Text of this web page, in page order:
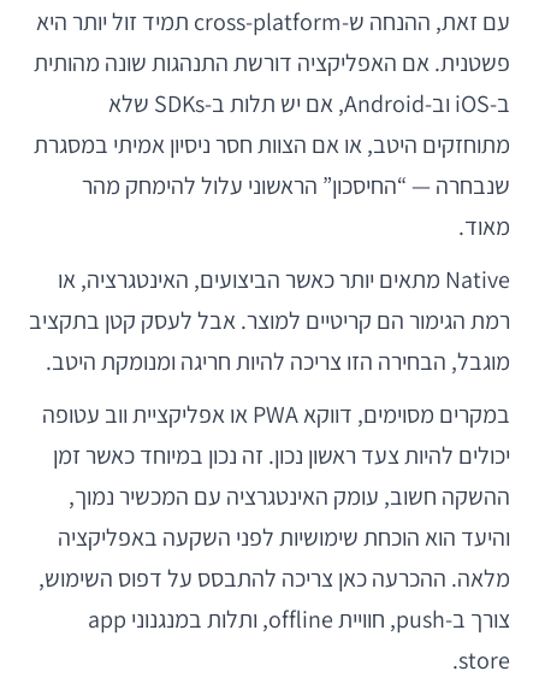
עם זאת, ההנחה ש-cross-platform תמיד זול יותר היא
פשטנית. אם האפליקציה דורשת התנהגות שונה מהותית
ב-iOS וב-Android, אם יש תלות ב-SDKs שלא
מתוחזקים היטב, או אם הצוות חסר ניסיון אמיתי במסגרת
שנבחרה — “החיסכון” הראשוני עלול להימחק מהר
מאוד.
Native מתאים יותר כאשר הביצועים, האינטגרציה, או
רמת הגימור הם קריטיים למוצר. אבל לעסק קטן בתקציב
מוגבל, הבחירה הזו צריכה להיות חריגה ומנומקת היטב.
במקרים מסוימים, דווקא PWA או אפליקציית ווב עטופה
יכולים להיות צעד ראשון נכון. זה נכון במיוחד כאשר זמן
ההשקה חשוב, עומק האינטגרציה עם המכשיר נמוך,
והיעד הוא הוכחת שימושיות לפני השקעה באפליקציה
מלאה. ההכרעה כאן צריכה להתבסס על דפוס השימוש,
צורך ב-push, חוויית offline, ותלות במנגנוני app
store.